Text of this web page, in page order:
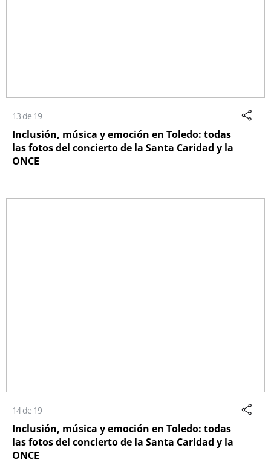
13 de 19
Inclusión, música y emoción en Toledo: todas
las fotos del concierto de la Santa Caridad y la
ONCE
14 de 19
Inclusión, música y emoción en Toledo: todas
las fotos del concierto de la Santa Caridad y la
ONCE